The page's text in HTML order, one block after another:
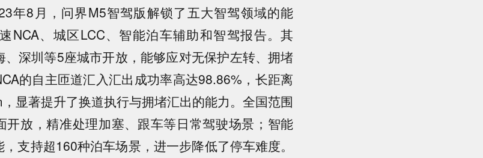
年8月，问界M5智驾版解锁了五大智驾领域的能
NCA、城区LCC、智能泊车辅助和智驾报告。其
、深圳等5座城市开放，能够应对无保护左转、拥堵
的自主匝道汇入汇出成功率高达98.86%，长距离
显著提升了换道执行与拥堵汇出的能力。全国范围
开放，精准处理加塞、跟车等日常驾驶场景；智能
支持超160种泊车场景，进一步降低了停车难度。